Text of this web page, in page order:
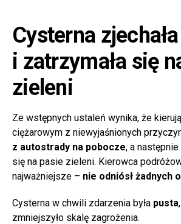
Cysterna
i zatrzymała się
zieleni
Ze wstępnych ustaleń wynika, że
ciężarowym z niewyjaśnionych
z autostrady na pobocze, a
się na pasie zieleni. Kierowca
najważniejsze – nie odniósł żadnych
Cysterna w chwili zdarzenia była pusta
zmniejszyło skalę zagrożenia.